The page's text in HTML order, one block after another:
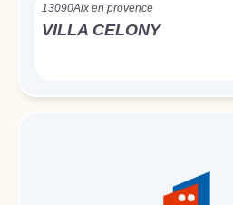
13090Aix en provence
VILLA CELONY